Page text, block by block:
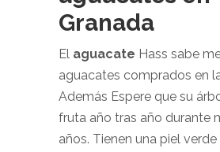
Granada
El aguacate Hass sabe
aguacates comprados en
Además Espere que su
fruta año tras año durante
años. Tienen una piel